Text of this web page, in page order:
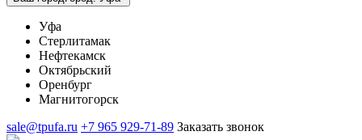
Уфа
Стерлитамак
Нефтекамск
Октябрьский
Оренбург
Магнитогорск
sale@tpufa.ru +7 965 929-71-89 Заказать звонок